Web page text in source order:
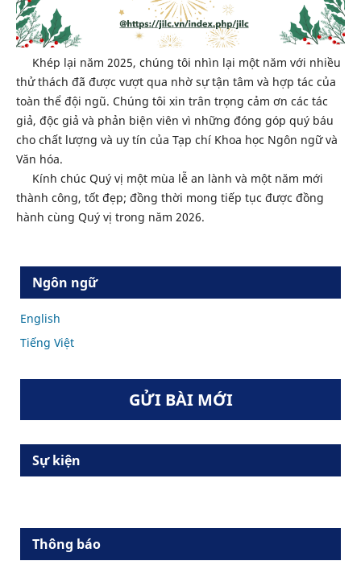
Khép lại năm 2025, chúng tôi nhìn lại một năm với nhiều
thử thách đã được vượt qua nhờ sự tận tâm và hợp tác của
toàn thể đội ngũ. Chúng tôi xin trân trọng cảm ơn các tác
giả, độc giả và phản biện viên vì những đóng góp quý báu
cho chất lượng và uy tín của Tạp chí Khoa học Ngôn ngữ và
Văn hóa.
Kính chúc Quý vị một mùa lễ an lành và một năm mới
thành công, tốt đẹp; đồng thời mong tiếp tục được đồng
hành cùng Quý vị trong năm 2026.
Ngôn ngữ
English
Tiếng Việt
GỬI BÀI MỚI
Sự kiện
Thông báo